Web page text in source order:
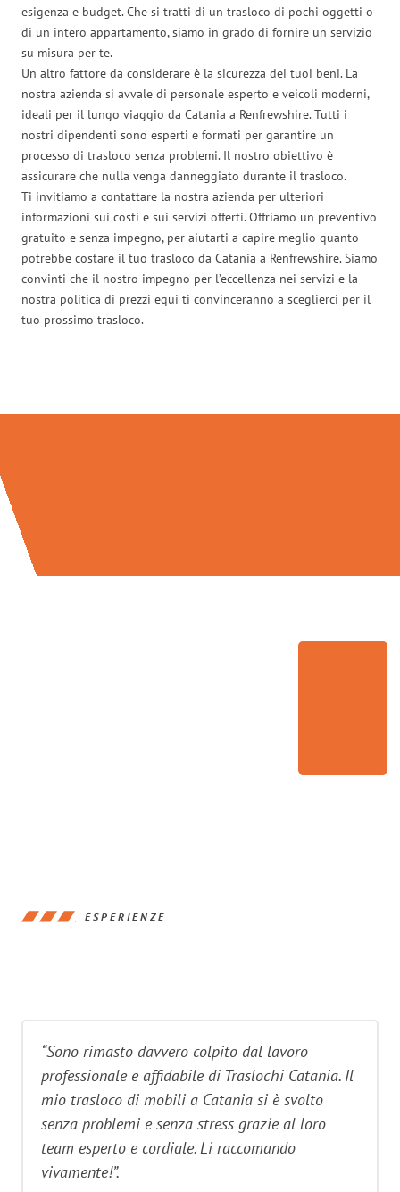
esigenza e budget. Che si tratti di un trasloco di pochi oggetti o
di un intero appartamento, siamo in grado di fornire un servizio
su misura per te.
Un altro fattore da considerare è la sicurezza dei tuoi beni. La
nostra azienda si avvale di personale esperto e veicoli moderni,
ideali per il lungo viaggio da Catania a Renfrewshire. Tutti i
nostri dipendenti sono esperti e formati per garantire un
processo di trasloco senza problemi. Il nostro obiettivo è
assicurare che nulla venga danneggiato durante il trasloco.
Ti invitiamo a contattare la nostra azienda per ulteriori
informazioni sui costi e sui servizi offerti. Offriamo un preventivo
gratuito e senza impegno, per aiutarti a capire meglio quanto
potrebbe costare il tuo trasloco da Catania a Renfrewshire. Siamo
convinti che il nostro impegno per l’eccellenza nei servizi e la
nostra politica di prezzi equi ti convinceranno a sceglierci per il
tuo prossimo trasloco.
ESPERIENZE
“Sono rimasto davvero colpito dal lavoro
professionale e affidabile di Traslochi Catania. Il
mio trasloco di mobili a Catania si è svolto
senza problemi e senza stress grazie al loro
team esperto e cordiale. Li raccomando
vivamente!”.